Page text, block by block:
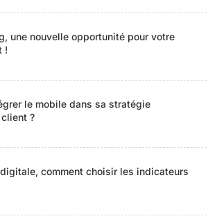
une nouvelle opportunité pour votre
!
le mobile dans sa stratégie
?
comment choisir les indicateurs